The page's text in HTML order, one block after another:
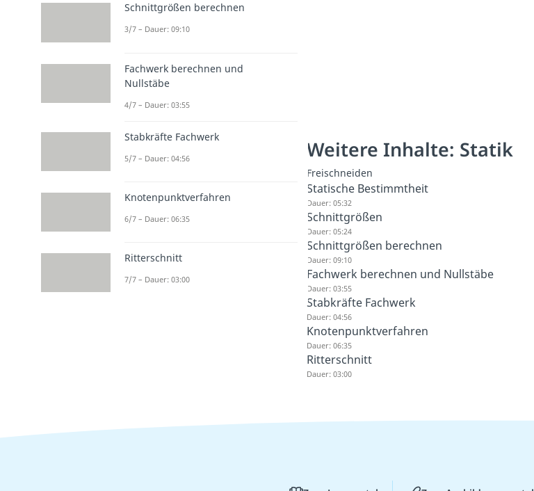
Weitere Inhalte: Statik
Freischneiden
Statische Bestimmtheit
Dauer: 05:32
Schnittgrößen
Dauer: 05:24
Schnittgrößen berechnen
Dauer: 09:10
Fachwerk berechnen und Nullstäbe
Dauer: 03:55
Stabkräfte Fachwerk
Dauer: 04:56
Knotenpunktverfahren
Dauer: 06:35
Ritterschnitt
Dauer: 03:00
Schnittgrößen berechnen
3/7 – Dauer: 09:10
Fachwerk berechnen und
Nullstäbe
4/7 – Dauer: 03:55
Stabkräfte Fachwerk
5/7 – Dauer: 04:56
Knotenpunktverfahren
6/7 – Dauer: 06:35
Ritterschnitt
7/7 – Dauer: 03:00